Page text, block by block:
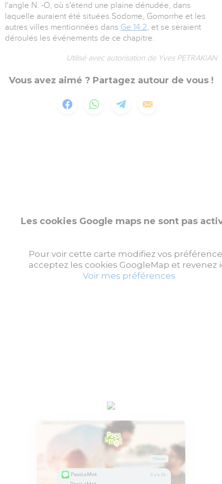
l'angle N. -O, où s'étend une plaine dénudée, dans
laquelle auraient été situées Sodome, Gomorrhe et les
autres villes mentionnées dans Ge 14:2, et se seraient
déroulés les événements de ce chapitre.
Utilisé avec autorisation de Yves PETRAKIAN
Vous avez aimé ? Partagez autour de vous !
Les cookies Google maps ne sont pas
Pour voir cette carte modifiez vos
acceptez les cookies GoogleMap et revenez
Voir mes préférences